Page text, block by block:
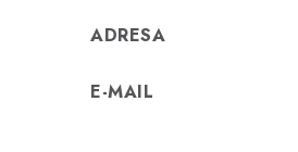
ADRESA
E-MAIL